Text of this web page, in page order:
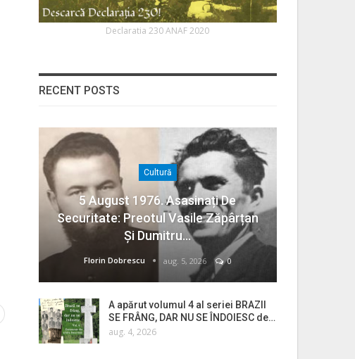
Declaratia 230 ANAF 2020
RECENT POSTS
Cultură
5 August 1976. Asasinați De
Securitate: Preotul Vasile Zăpârțan
Și Dumitru…
Florin Dobrescu aug. 5, 2026 0
A apărut volumul 4 al seriei BRAZII
SE FRÂNG, DAR NU SE ÎNDOIESC de…
aug. 4, 2026